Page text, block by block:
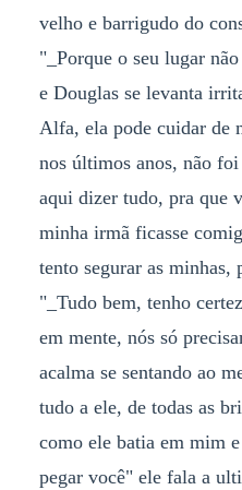
velho e barrigudo do
"_Porque o seu lugar
e Douglas se levanta
Alfa, ela pode cuidar de
nos últimos anos, não
aqui dizer tudo, pra que
minha irmã ficasse
tento segurar as minhas,
"_Tudo bem, tenho
em mente, nós só
acalma se sentando ao
tudo a ele, de todas as
como ele batia em mim
pegar você" ele fala a